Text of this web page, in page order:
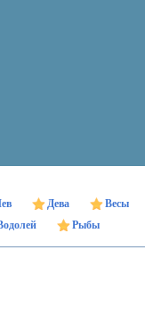
Дева Весы
Рыбы